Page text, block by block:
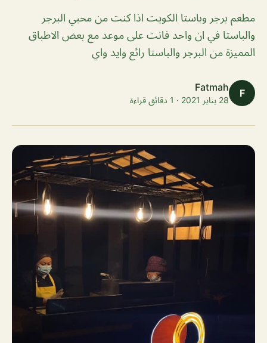
مطعم برجر وباستا الكويت اذا كنت من محبي البرجر
والباستا في ان واحد فانت على موعد مع بعض الاطباق
المميزة من البرجر والباستا رائع وايد واي
F
Fatmah
28 يناير 2021 · 1 دقائق قراءة